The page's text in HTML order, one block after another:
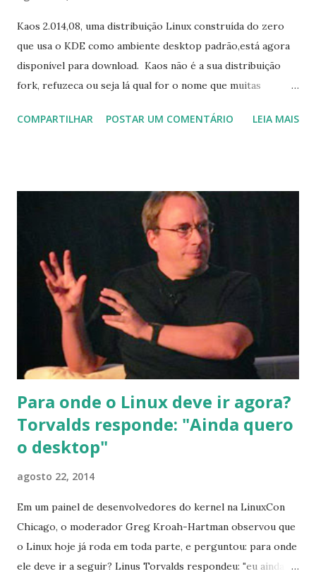
Kaos 2.014,08, uma distribuição Linux construída do zero
que usa o KDE como ambiente desktop padrão,está agora
disponível para download. Kaos não é a sua distribuição
fork, refuzeca ou seja lá qual for o nome que muitas
baseá-lo em outra coisa. "Com o KDE liberando a nova
em que foi lançado. Tal como acontece com o KAOS, muitos
desenvolvedores do KDE estão focados napróxima
experiência (Plasma 5) ou portar para o KDE Frameworks
(com base em QT5). Principalmente, o lançamento 4.14
serve para aspectos do fluxo de trabalho. Esta versão
oferece mais estabilidade do software, com pouca ênfase
em coisas novas. " Kaos é, provavelmente, o primeiro
sistema operacional a obter o novo KDE 4.14, que mostra o
quãopronto este sistema operacional é para inte...
COMPARTILHAR POSTAR UM COMENTÁRIO LEIA MAIS
Para onde o Linux deve ir agora?
Torvalds responde: "Ainda quero
o desktop"
agosto 22, 2014
Em um painel de desenvolvedores do kernel na LinuxCon
Chicago, o moderador Greg Kroah-Hartman observou que
o Linux hoje já roda em toda parte, e perguntou: para onde
ele deve ir a seguir? Linus Torvalds respondeu: "eu ainda